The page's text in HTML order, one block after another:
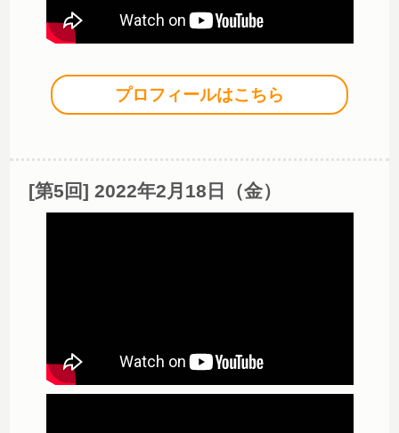
プロフィールはこちら
[第5回] 2022年2月18日（金）